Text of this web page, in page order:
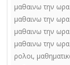
μαθαινω την
μαθαινω την
μαθαινω την
μαθαινω την
ρολοι,